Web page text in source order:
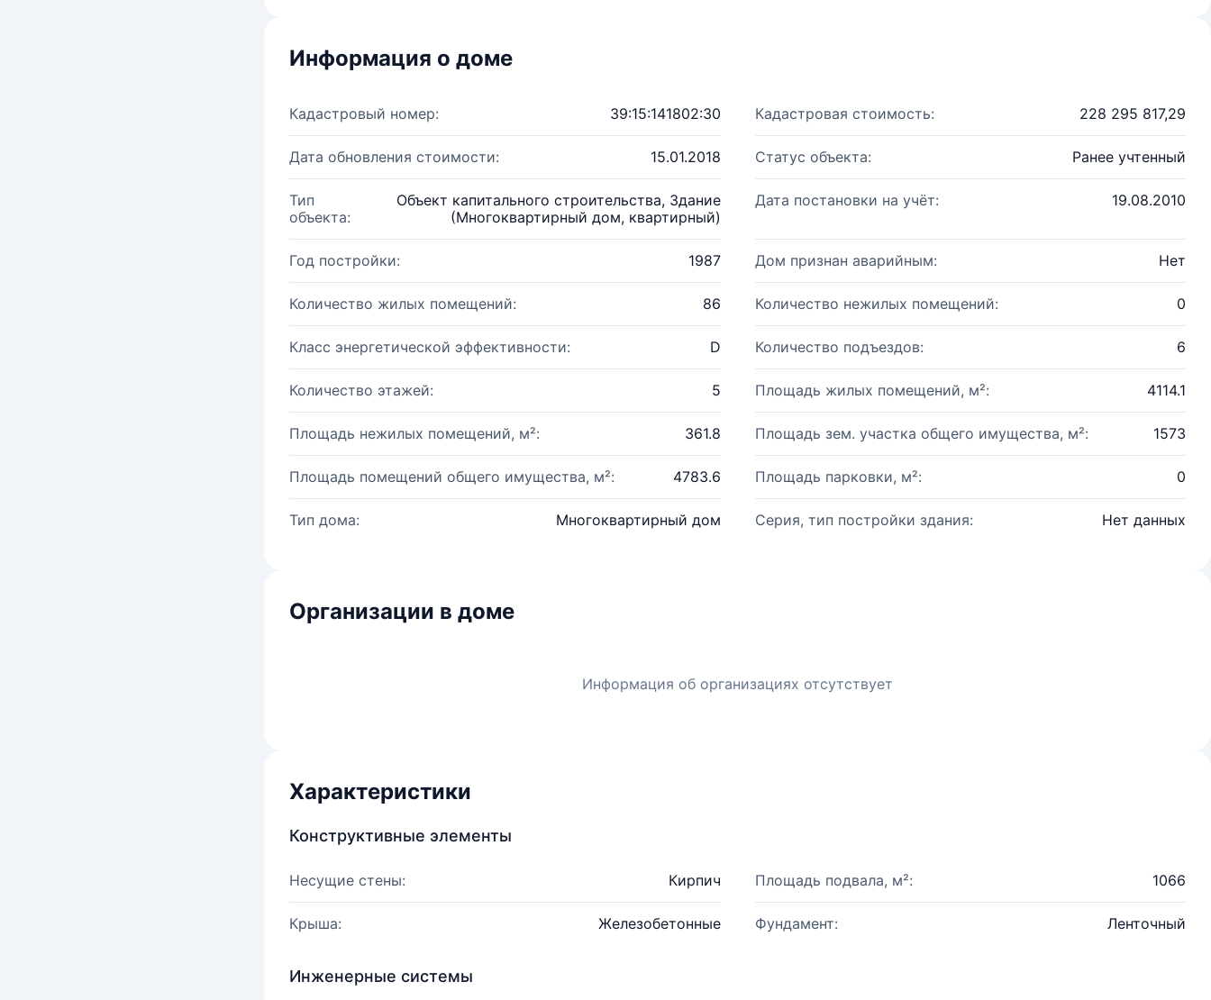
Информация о доме
Кадастровый номер: 39:15:141802:30 Кадастровая стоимость: 228 295 817,29
Дата обновления стоимости: 15.01.2018 Статус объекта: Ранее учтенный
Тип
объекта:
Объект капитального строительства, Здание
(Многоквартирный дом, квартирный)
Дата постановки на учёт: 19.08.2010
Год постройки: 1987 Дом признан аварийным: Нет
Количество жилых помещений: 86 Количество нежилых помещений: 0
Класс энергетической эффективности: D Количество подъездов: 6
Количество этажей: 5 Площадь жилых помещений, м²: 4114.1
Площадь нежилых помещений, м²: 361.8 Площадь зем. участка общего имущества, м²: 1573
Площадь помещений общего имущества, м²: 4783.6 Площадь парковки, м²: 0
Тип дома: Многоквартирный дом Серия, тип постройки здания: Нет данных
Организации в доме
Информация об организациях отсутствует
Характеристики
Конструктивные элементы
Несущие стены: Кирпич Площадь подвала, м²: 1066
Крыша: Железобетонные Фундамент: Ленточный
Инженерные системы